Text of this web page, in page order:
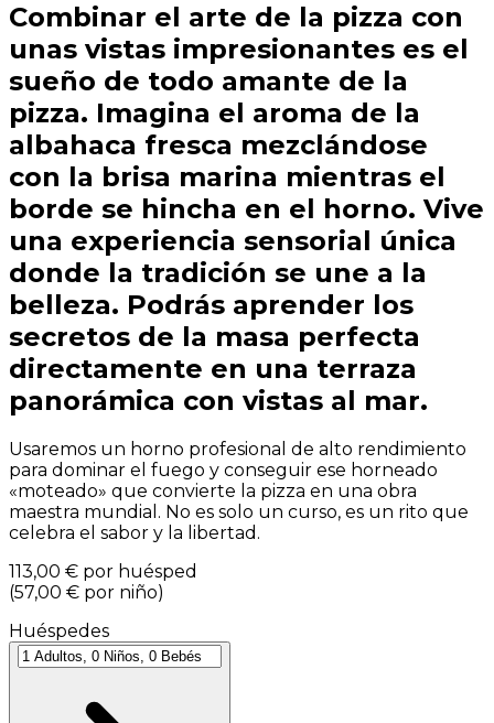
Combinar el arte de la pizza con
unas vistas impresionantes es el
sueño de todo amante de la
pizza. Imagina el aroma de la
albahaca fresca mezclándose
con la brisa marina mientras el
borde se hincha en el horno. Vive
una experiencia sensorial única
donde la tradición se une a la
belleza. Podrás aprender los
secretos de la masa perfecta
directamente en una terraza
panorámica con vistas al mar.
Usaremos un horno profesional de alto rendimiento
para dominar el fuego y conseguir ese horneado
«moteado» que convierte la pizza en una obra
maestra mundial. No es solo un curso, es un rito que
celebra el sabor y la libertad.
113,00 € por huésped
(57,00 € por niño)
Huéspedes